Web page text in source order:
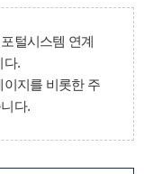
털시스템 연계
다.
지를 비롯한 주
다.